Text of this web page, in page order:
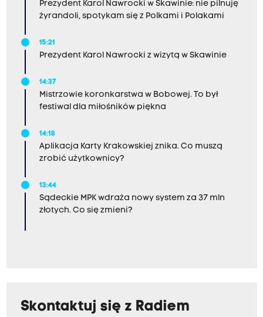
Prezydent Karol Nawrocki w Skawinie: nie pilnuję
żyrandoli, spotykam się z Polkami i Polakami
15:21
Prezydent Karol Nawrocki z wizytą w Skawinie
14:37
Mistrzowie koronkarstwa w Bobowej. To był
festiwal dla miłośników piękna
14:18
Aplikacja Karty Krakowskiej znika. Co muszą
zrobić użytkownicy?
13:44
Sądeckie MPK wdraża nowy system za 37 mln
złotych. Co się zmieni?
Skontaktuj się z Radiem